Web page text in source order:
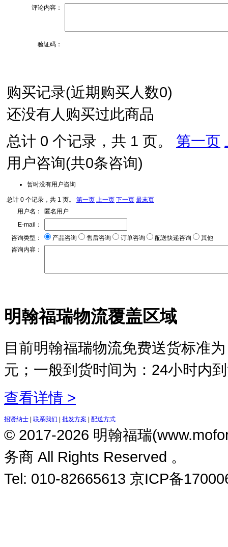
评论内容：
验证码：
购买记录(近期购买人数0)
还没有人购买过此商品
总计 0 个记录，共 1 页。 第一页
用户咨询(共0条咨询)
暂时没有用户咨询
总计 0 个记录，共 1 页。 第一页 上一页 下一页 最末页
用户名：
匿名用户
E-mail：
咨询类型：
产品咨询 售后咨询 订单咨询 配送快递咨询
其他
咨询内容：
明翰福瑞物流覆盖区域
目前明翰福瑞物流免费送货标准
元；一般到货时间为：24小时内
查看详情 >
招贤纳士 | 联系我们 | 批发方案 | 配送方式
© 2017-2026 明翰福瑞
务商 All Rights Reserved 。
Tel: 010-82665613 京ICP备